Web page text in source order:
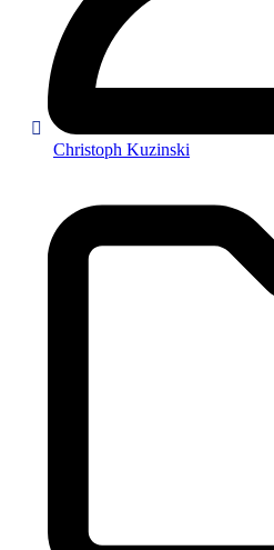
Christoph Kuzinski